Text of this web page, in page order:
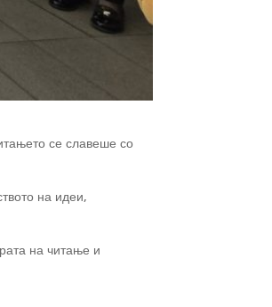
се славеше со
на идеи,
на читање и